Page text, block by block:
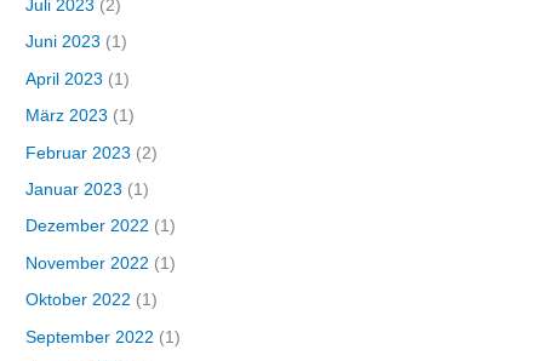
Juli 2023 (2)
Juni 2023 (1)
April 2023 (1)
März 2023 (1)
Februar 2023 (2)
Januar 2023 (1)
Dezember 2022 (1)
November 2022 (1)
Oktober 2022 (1)
September 2022 (1)